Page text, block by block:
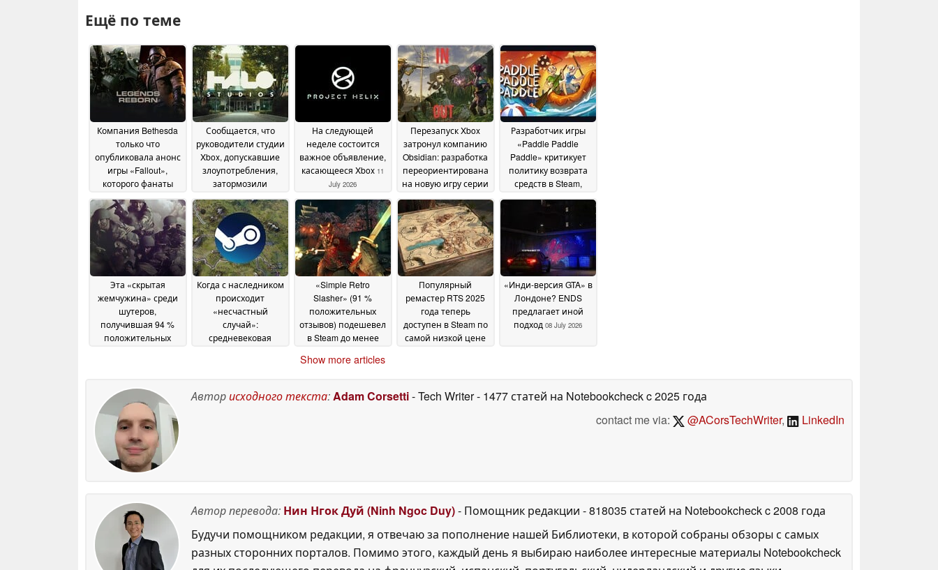
Ещё по теме
Компания Bethesda
только что
опубликовала анонс
игры «Fallout»,
которого фанаты
лет18 July 2026
Сообщается, что
руководители студии
Xbox, допускавшие
злоупотребления,
затормозили
«Halo: Campaign
Evolved»
12 July 2026
На следующей
неделе состоится
важное объявление,
касающееся Xbox 11
July 2026
Перезапуск Xbox
затронул компанию
Obsidian: разработка
переориентирована
на новую игру серии
отменой проекта
«Avowed 2»09 July 2026
Разработчик игры
«Paddle Paddle
Paddle» критикует
политику возврата
средств в Steam,
злоупотребления
July 2026
Эта «скрытая
жемчужина» среди
шутеров,
получившая 94 %
положительных
08 July 2026
Когда с наследником
происходит
«несчастный
случай»:
средневековая
«Simple Retro
Slasher» (91 %
положительных
отзывов) подешевел
в Steam до менее
2026
Популярный
ремастер RTS 2025
года теперь
доступен в Steam по
самой низкой цене
«Инди-версия GTA» в
Лондоне? ENDS
предлагает иной
подход 08 July 2026
Show more articles
Авторисходного текста:Adam Corsetti- Tech Writer- 1477 статей на Notebookcheckc 2025 года
contact me via:
@ACorsTechWriter, LinkedIn
Автор перевода: Нин Нгок Дуй (Ninh Ngoc Duy)- Помощник редакции - 818035 статей на Notebookcheckc 2008 года
Будучи помощником редакции, я отвечаю за пополнение нашей Библиотеки, в которой собраны обзоры с самых
разных сторонних порталов. Помимо этого, каждый день я выбираю наиболее интересные материалы Notebookcheck